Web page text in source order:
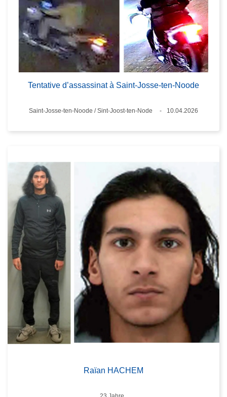
Tentative d’assassinat à Saint-Josse-ten-Noode
Standort
Saint-Josse-ten-Noode / Sint-Joost-ten-Node
10.04.2026
Raïan HACHEM